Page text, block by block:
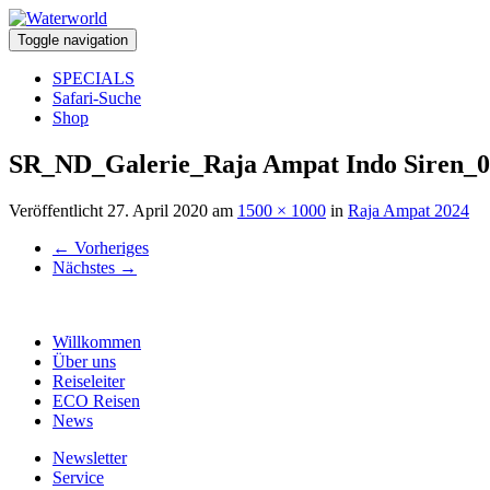
Toggle navigation
SPECIALS
Safari-Suche
Shop
SR_ND_Galerie_Raja Ampat Indo
Veröffentlicht 27. April 2020 am 1500 × 1000 in Raja Ampat 2024
← Vorheriges
Nächstes →
Willkommen
Über uns
Reiseleiter
ECO Reisen
News
Newsletter
Service